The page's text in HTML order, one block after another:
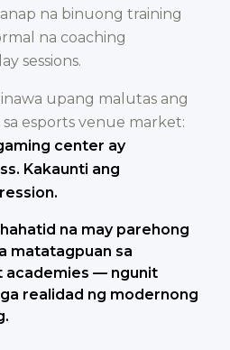
na binuong training
na coaching
sessions.
upang malutas ang
esports venue market:
center ay
Kakaunti ang
na may parehong
matatagpuan sa
academies — ngunit
realidad ng modernong